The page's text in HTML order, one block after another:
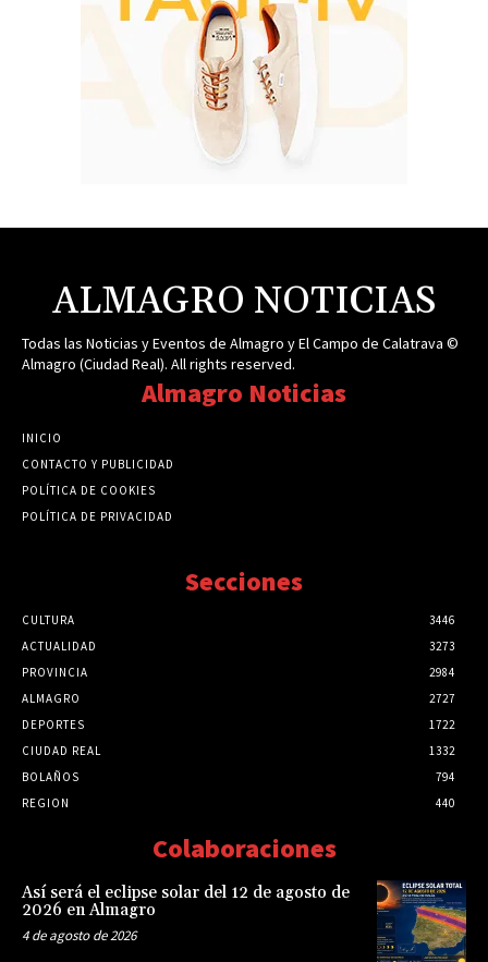
ALMAGRO NOTICIAS
Todas las Noticias y Eventos de Almagro y El Campo de Calatrava ©
Almagro (Ciudad Real). All rights reserved.
Almagro Noticias
INICIO
CONTACTO Y PUBLICIDAD
POLÍTICA DE COOKIES
POLÍTICA DE PRIVACIDAD
Secciones
CULTURA
3446
ACTUALIDAD
3273
PROVINCIA
2984
ALMAGRO
2727
DEPORTES
1722
CIUDAD REAL
1332
BOLAÑOS
794
REGION
440
Colaboraciones
Así será el eclipse solar del 12 de agosto de
2026 en Almagro
4 de agosto de 2026